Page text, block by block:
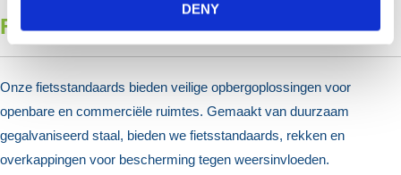
DENY
Fietsoverkappingen & -rekken
Onze fietsstandaards bieden veilige opbergoplossingen voor
openbare en commerciële ruimtes. Gemaakt van duurzaam
gegalvaniseerd staal, bieden we fietsstandaards, rekken en
overkappingen voor bescherming tegen weersinvloeden.